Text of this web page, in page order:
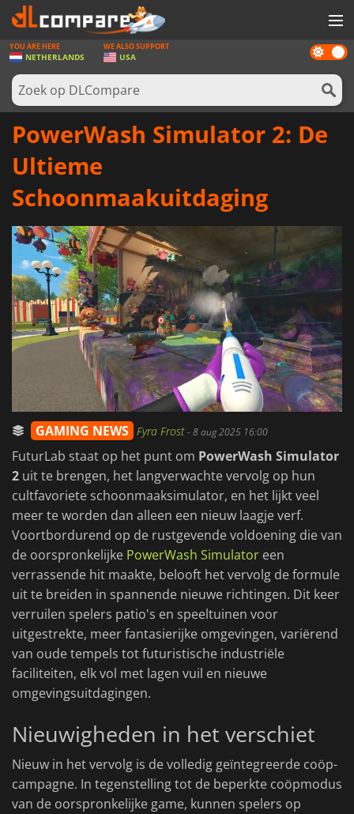
SPELLEN
GAME CARDS
SOFTWARE
Dark
mode
YOU ARE HERE
NETHERLANDS
WE ALSO SUPPORT
USA
PowerWash Simulator 2: De
Ultieme
Schoonmaakuitdaging
GAMING NEWS Fyra Frost-8 aug 2025 16:00
FuturLab staat op het punt om PowerWash Simulator
2 uit te brengen, het langverwachte vervolg op hun
cultfavoriete schoonmaaksimulator, en het lijkt veel
meer te worden dan alleen een nieuw laagje verf.
Voortbordurend op de rustgevende voldoening die van
de oorspronkelijke PowerWash Simulator een
verrassende hit maakte, belooft het vervolg de formule
uit te breiden in spannende nieuwe richtingen. Dit keer
verruilen spelers patio's en speeltuinen voor
uitgestrekte, meer fantasierijke omgevingen, variërend
van oude tempels tot futuristische industriële
faciliteiten, elk vol met lagen vuil en nieuwe
omgevingsuitdagingen.
Nieuwigheden in het verschiet
Nieuw in het vervolg is de volledig geïntegreerde coöp-
campagne. In tegenstelling tot de beperkte coöpmodus
van de oorspronkelijke game, kunnen spelers op